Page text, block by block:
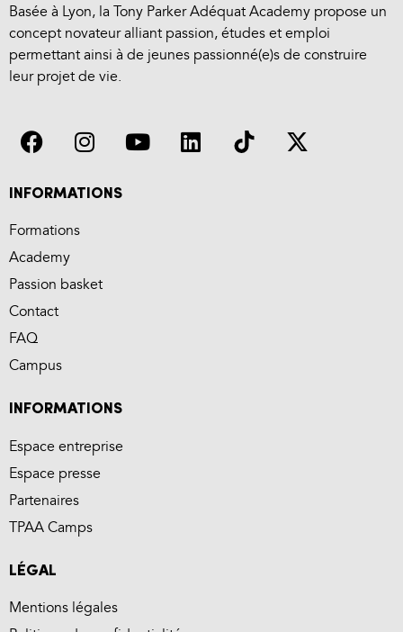
Basée à Lyon, la Tony Parker Adéquat Academy propose un
concept novateur alliant passion, études et emploi
permettant ainsi à de jeunes passionné(e)s de construire
leur projet de vie.
INFORMATIONS
Formations
Academy
Passion basket
Contact
FAQ
Campus
INFORMATIONS
Espace entreprise
Espace presse
Partenaires
TPAA Camps
LÉGAL
Mentions légales